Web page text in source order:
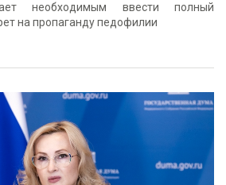
необходимым ввести полный
на пропаганду педофилии